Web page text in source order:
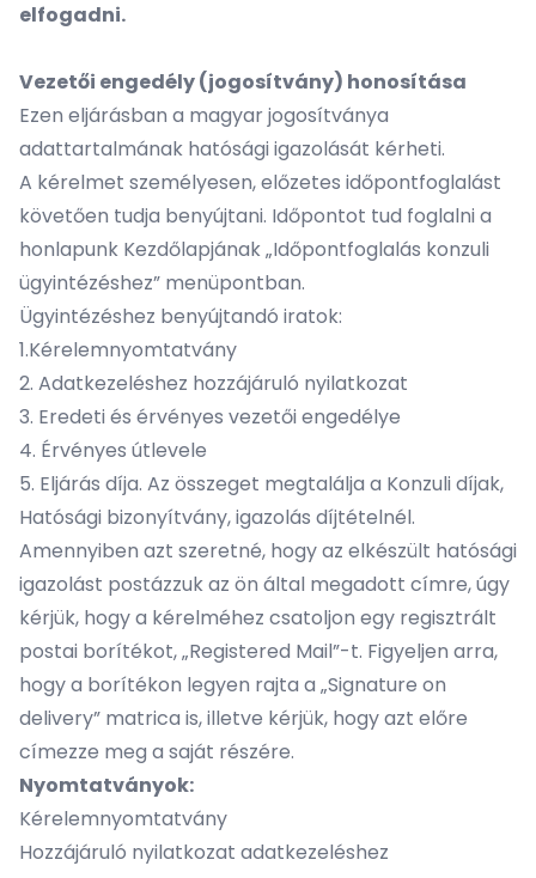
elfogadni.
Vezetői engedély (jogosítvány) honosítása
Ezen eljárásban a magyar jogosítványa
adattartalmának hatósági igazolását kérheti.
A kérelmet személyesen, előzetes időpontfoglalást
követően tudja benyújtani. Időpontot tud foglalni a
honlapunk Kezdőlapjának „Időpontfoglalás konzuli
ügyintézéshez” menüpontban.
Ügyintézéshez benyújtandó iratok:
1.Kérelemnyomtatvány
2. Adatkezeléshez hozzájáruló nyilatkozat
3. Eredeti és érvényes vezetői engedélye
4. Érvényes útlevele
5. Eljárás díja. Az összeget megtalálja a Konzuli díjak,
Hatósági bizonyítvány, igazolás díjtételnél.
Amennyiben azt szeretné, hogy az elkészült hatósági
igazolást postázzuk az ön által megadott címre, úgy
kérjük, hogy a kérelméhez csatoljon egy regisztrált
postai borítékot, „Registered Mail”-t. Figyeljen arra,
hogy a borítékon legyen rajta a „Signature on
delivery” matrica is, illetve kérjük, hogy azt előre
címezze meg a saját részére.
Nyomtatványok:
Kérelemnyomtatvány
Hozzájáruló nyilatkozat adatkezeléshez